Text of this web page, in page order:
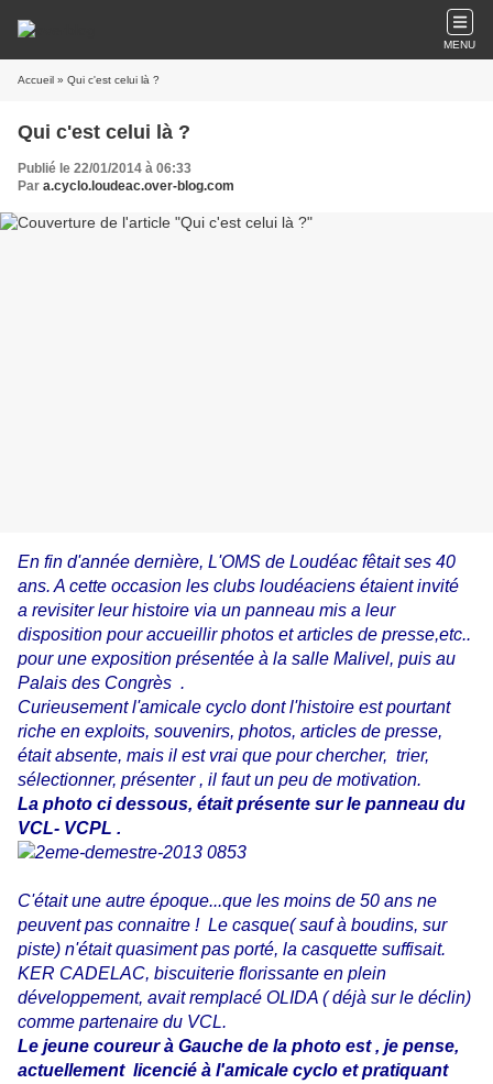
MENU
Accueil » Qui c'est celui là ?
Qui c'est celui là ?
Publié le 22/01/2014 à 06:33
Par a.cyclo.loudeac.over-blog.com
En fin d'année dernière, L'OMS de Loudéac fêtait ses 40
ans. A cette occasion les clubs loudéaciens étaient invité
a revisiter leur histoire via un panneau mis a leur
disposition pour accueillir photos et articles de presse,etc..
pour une exposition présentée à la salle Malivel, puis au
Palais des Congrès .
Curieusement l'amicale cyclo dont l'histoire est pourtant
riche en exploits, souvenirs, photos, articles de presse,
était absente, mais il est vrai que pour chercher, trier,
sélectionner, présenter , il faut un peu de motivation.
La photo ci dessous, était présente sur le panneau du
VCL- VCPL .
C'était une autre époque...que les moins de 50 ans ne
peuvent pas connaitre ! Le casque( sauf à boudins, sur
piste) n'était quasiment pas porté, la casquette suffisait.
KER CADELAC, biscuiterie florissante en plein
développement, avait remplacé OLIDA ( déjà sur le déclin)
comme partenaire du VCL.
Le jeune coureur à Gauche de la photo est , je pense,
actuellement licencié à l'amicale cyclo et pratiquant